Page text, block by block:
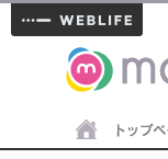
materials